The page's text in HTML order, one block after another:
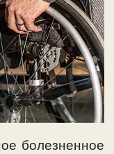
болезненное